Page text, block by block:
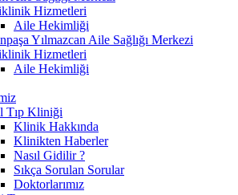
Hizmetleri
Aile Hekimliği
Yılmazcan Aile Sağlığı Merkezi
Hizmetleri
Aile Hekimliği
Tıp Kliniği
Klinik Hakkında
Klinikten Haberler
Nasıl Gidilir ?
Sıkça Sorulan Sorular
Doktorlarımız